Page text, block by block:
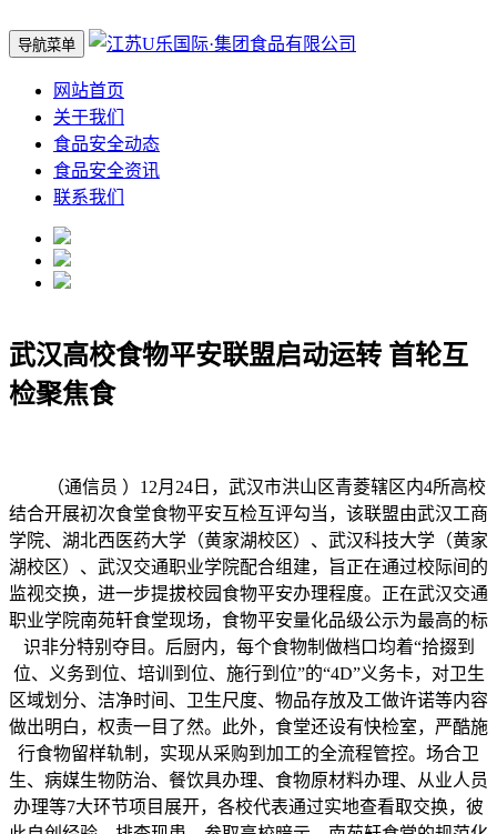
导航菜单
网站首页
关于我们
食品安全动态
食品安全资讯
联系我们
武汉高校食物平安联盟启动运转 首轮互
检聚焦食
（通信员 ）12月24日，武汉市洪山区青菱辖区内4所高校
结合开展初次食堂食物平安互检互评勾当，该联盟由武汉工商
学院、湖北西医药大学（黄家湖校区）、武汉科技大学（黄家
湖校区）、武汉交通职业学院配合组建，旨正在通过校际间的
监视交换，进一步提拔校园食物平安办理程度。正在武汉交通
职业学院南苑轩食堂现场，食物平安量化品级公示为最高的标
识非分特别夺目。后厨内，每个食物制做档口均着“拾掇到
位、义务到位、培训到位、施行到位”的“4D”义务卡，对卫生
区域划分、洁净时间、卫生尺度、物品存放及工做许诺等内容
做出明白，权责一目了然。此外，食堂还设有快检室，严酷施
行食物留样轨制，实现从采购到加工的全流程管控。场合卫
生、病媒生物防治、餐饮具办理、食物原材料办理、从业人员
办理等7大环节项目展开，各校代表通过实地查看取交换，彼